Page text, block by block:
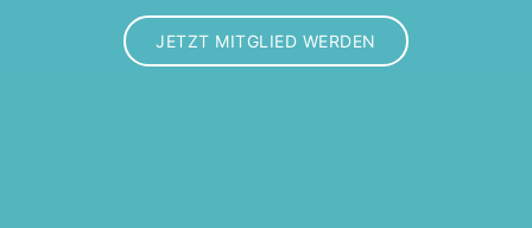
JETZT MITGLIED WERDEN